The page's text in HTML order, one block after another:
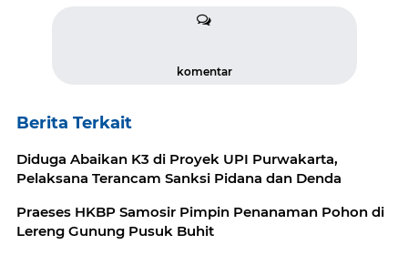
komentar
Berita Terkait
Diduga Abaikan K3 di Proyek UPI Purwakarta,
Pelaksana Terancam Sanksi Pidana dan Denda
Praeses HKBP Samosir Pimpin Penanaman Pohon di
Lereng Gunung Pusuk Buhit